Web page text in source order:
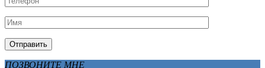
ПОЗВОНИТЕ МНЕ